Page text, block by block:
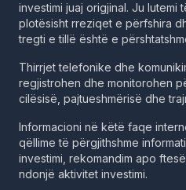
investimi juaj origjinal. Ju lutemi
plotësisht rreziqet e përfshira
tregti e tillë është e
Thirrjet telefonike dhe
regjistrohen dhe monitorohen
cilësisë, pajtueshmërisë dhe
Informacioni në këtë faqe
qëllime të përgjithshme
investimi, rekomandim apo
ndonjë aktivitet investimi.